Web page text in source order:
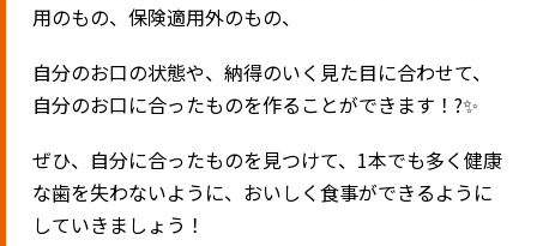
用のもの、保険適用外のもの、
自分のお口の状態や、納得のいく見た目に合わせて、
自分のお口に合ったものを作ることができます！?✨
ぜひ、自分に合ったものを見つけて、 1本でも多く健康
な歯を失わないように、おいしく食事ができるように
していきましょう！